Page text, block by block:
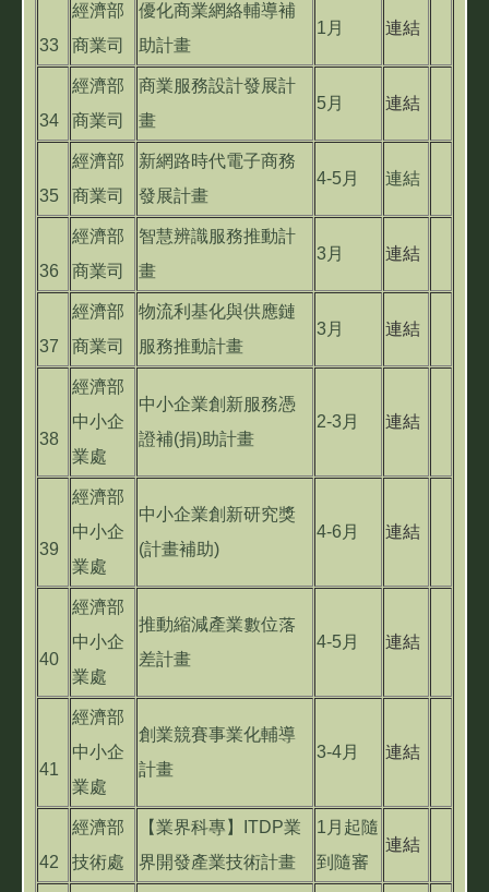
33
經濟部
商業司
優化商業網絡輔導補
助計畫
1月 連結
34
經濟部
商業司
商業服務設計發展計
畫
5月 連結
35
經濟部
商業司
新網路時代電子商務
發展計畫
4-5月 連結
36
經濟部
商業司
智慧辨識服務推動計
畫
3月 連結
37
經濟部
商業司
物流利基化與供應鏈
服務推動計畫
3月 連結
38
經濟部
中小企
業處
中小企業創新服務憑
證補(捐)助計畫
2-3月 連結
39
經濟部
中小企
業處
中小企業創新研究獎
(計畫補助)
4-6月 連結
40
經濟部
中小企
業處
推動縮減產業數位落
差計畫
4-5月 連結
41
經濟部
中小企
業處
創業競賽事業化輔導
計畫
3-4月 連結
42
經濟部
技術處
【業界科專】ITDP業
界開發產業技術計畫
1月起隨
到隨審
連結